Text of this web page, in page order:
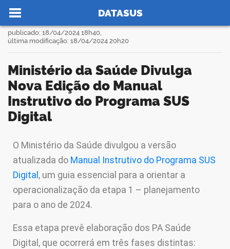
Ir para o conteúdo
DATASUS
portal
Você está aqui:
>
Ministério da Saúde Divulga
Nova Edição do Manual
Instrutivo do Programa SUS
Digital
publicado: 18/04/2024 18h40,
última modificação: 18/04/2024 20h20
O Ministério da Saúde divulgou a versão
atualizada do Manual Instrutivo do Programa SUS
Digital , um guia essencial para a orientar a
operacionalização da etapa 1 – planejamento
para o ano de 2024.
Essa etapa prevê elaboração dos PA Saúde
Digital, que ocorrerá em três fases distintas: